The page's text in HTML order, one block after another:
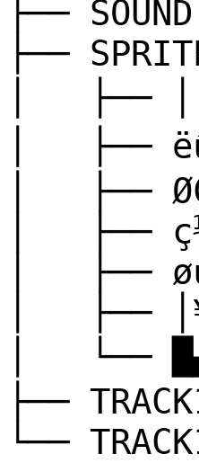
├── SOUND
├──
│ ├──
│ ├──
│ ├──
│ ├──
│ ├──
│ ├──
│ └──
├──
└──